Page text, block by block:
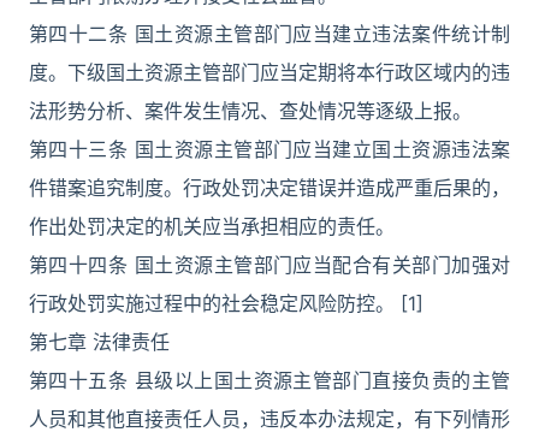
第四十二条 国土资源主管部门应当建立违法案件统计制
度。下级国土资源主管部门应当定期将本行政区域内的违
法形势分析、案件发生情况、查处情况等逐级上报。
第四十三条 国土资源主管部门应当建立国土资源违法案
件错案追究制度。行政处罚决定错误并造成严重后果的，
作出处罚决定的机关应当承担相应的责任。
第四十四条 国土资源主管部门应当配合有关部门加强对
行政处罚实施过程中的社会稳定风险防控。 [1]
第七章 法律责任
第四十五条 县级以上国土资源主管部门直接负责的主管
人员和其他直接责任人员，违反本办法规定，有下列情形